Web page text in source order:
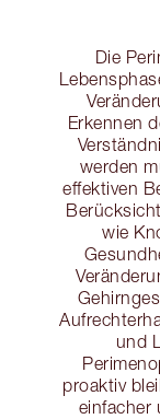
Die
Erkennen
werden
effektiven
wie
und
proaktiv
einfacher